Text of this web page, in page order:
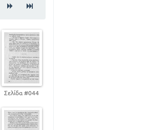
120
151
171
191
205
Σελίδα #044